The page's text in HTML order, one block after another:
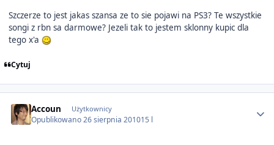
Szczerze to jest jakas szansa ze to sie pojawi na PS3? Te wszystkie
songi z rbn sa darmowe? Jezeli tak to jestem sklonny kupic dla
tego x'a
Cytuj
Accoun Użytkownicy
Opublikowano26 sierpnia 201015 l